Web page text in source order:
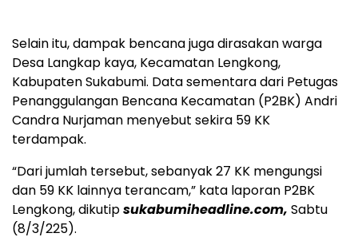
Selain itu, dampak bencana juga dirasakan warga
Desa Langkap kaya, Kecamatan Lengkong,
Kabupaten Sukabumi. Data sementara dari Petugas
Penanggulangan Bencana Kecamatan (P2BK) Andri
Candra Nurjaman menyebut sekira 59 KK
terdampak.
“Dari jumlah tersebut, sebanyak 27 KK mengungsi
dan 59 KK lainnya terancam,” kata laporan P2BK
Lengkong, dikutipsukabumiheadline.com, Sabtu
(8/3/225).